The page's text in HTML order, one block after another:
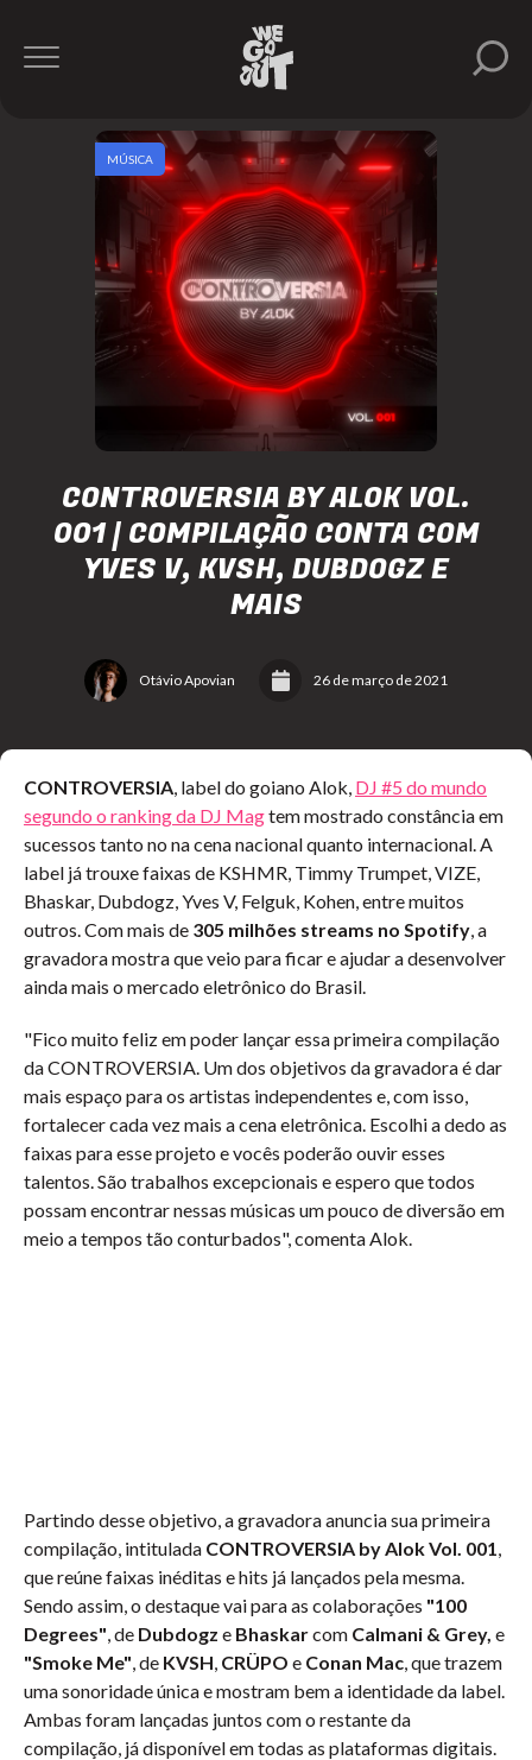
CONTROVERSIA BY ALOK VOL.
001 | COMPILAÇÃO CONTA COM
YVES V, KVSH, DUBDOGZ E
MAIS
Otávio Apovian 26 de março de 2021
MÚSICA
CONTROVERSIA, label do goiano Alok, DJ #5 do mundo
segundo o ranking da DJ Magtem mostrado constância em
sucessos tanto no na cena nacional quanto internacional. A
label já trouxe faixas de KSHMR, Timmy Trumpet, VIZE,
Bhaskar, Dubdogz, Yves V, Felguk, Kohen, entre muitos
outros. Com mais de 305 milhões streams no Spotify, a
gravadora mostra que veio para ficar e ajudar a desenvolver
ainda mais o mercado eletrônico do Brasil.
"Fico muito feliz em poder lançar essa primeira compilação
da CONTROVERSIA. Um dos objetivos da gravadora é dar
mais espaço para os artistas independentes e, com isso,
fortalecer cada vez mais a cena eletrônica. Escolhi a dedo as
faixas para esse projeto e vocês poderão ouvir esses
talentos. São trabalhos excepcionais e espero que todos
possam encontrar nessas músicas um pouco de diversão em
meio a tempos tão conturbados", comenta Alok.
Partindo desse objetivo, a gravadora anuncia sua primeira
compilação, intitulada CONTROVERSIA by Alok Vol. 001,
que reúne faixas inéditas e hits já lançados pela mesma.
Sendo assim, o destaque vai para as colaborações "100
Degrees", de Dubdogz e Bhaskarcom Calmani & Grey, e
"Smoke Me", de KVSH, CRÜPO e Conan Mac, que trazem
uma sonoridade única e mostram bem a identidade da label.
Ambas foram lançadas juntos com o restante da
compilação, já disponível em todas as plataformas digitais.